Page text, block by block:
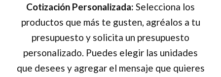
Cotización Personalizada: Selecciona los
productos que más te gusten, agréalos a tu
presupuesto y solicita un presupuesto
personalizado. Puedes elegir las unidades
que desees y agregar el mensaje que quieres